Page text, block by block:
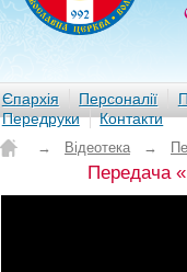
Єпархія Персоналії
Передруки
Контакти
→ Відеотека →
Передача